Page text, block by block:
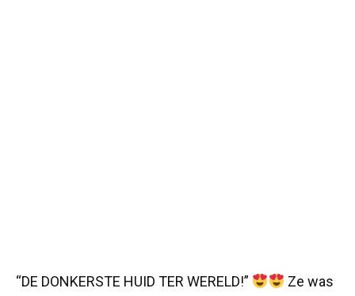
“DE DONKERSTE HUID TER WERELD!”
Ze was